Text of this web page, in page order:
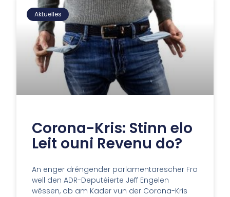
Aktuelles
Corona-Kris: Stinn elo
Leit ouni Revenu do?
An enger dréngender parlamentarescher Fro
well den ADR-Deputéierte Jeff Engelen
wëssen, ob am Kader vun der Corona-Kris